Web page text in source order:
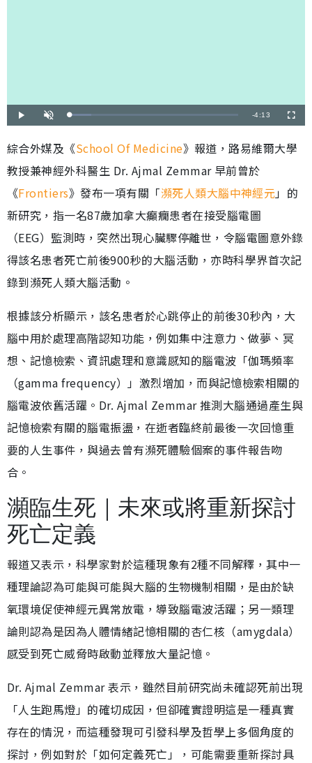
播
放
開
啟
載
入
:
1
.
8
%
剩
時
間
-4:13
全
螢
綜合外媒及《School Of Medicine》報道，路易維爾大學
教授兼神經外科醫生 Dr. Ajmal Zemmar 早前曾於
《Frontiers》發布一項有關「瀕死人類大腦中神經元」的
新研究，指一名87歲加拿大癲癇患者在接受腦電圖
（EEG）監測時，突然出現心臟驟停離世，令腦電圖意外錄
得該名患者死亡前後900秒的大腦活動，亦時科學界首次記
錄到瀕死人類大腦活動。
根據該分析顯示，該名患者於心跳停止的前後30秒內，大
腦中用於處理高階認知功能，例如集中注意力、做夢、冥
想、記憶檢索、資訊處理和意識感知的腦電波「伽瑪頻率
（gamma frequency）」激烈增加，而與記憶檢索相關的
腦電波依舊活躍。Dr. Ajmal Zemmar 推測大腦通過產生與
記憶檢索有關的腦電振盪，在逝者臨終前最後一次回憶重
要的人生事件，與過去曾有瀕死體驗個案的事件報告吻
合。
瀕臨生死｜未來或將重新探討
死亡定義
報道又表示，科學家對於這種現象有2種不同解釋，其中一
種理論認為可能與可能與大腦的生物機制相關，是由於缺
氧環境促使神經元異常放電，導致腦電波活躍；另一類理
論則認為是因為人體情緒記憶相關的杏仁核（amygdala）
感受到死亡威脅時啟動並釋放大量記憶。
Dr. Ajmal Zemmar 表示，雖然目前研究尚未確認死前出現
「人生跑馬燈」的確切成因，但卻確實證明這是一種真實
存在的情況，而這種發現可引發科學及哲學上多個角度的
探討，例如對於「如何定義死亡」，可能需要重新探討具